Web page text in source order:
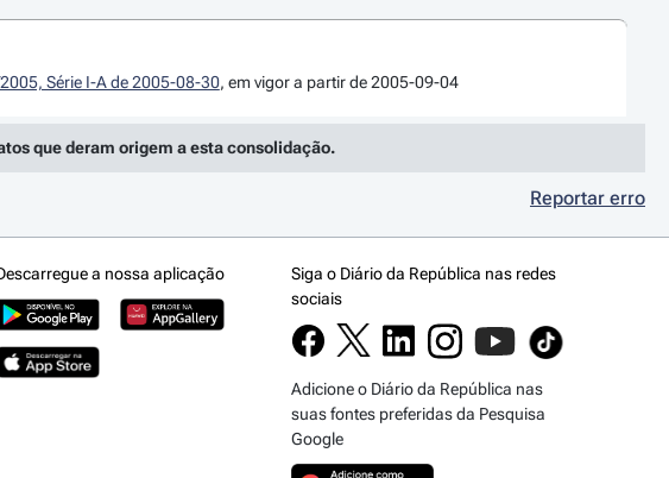
Série I-A de 2005-08-30, em vigor a partir de 2005-09-04
que deram origem a esta consolidação.
Reportar erro
a nossa aplicação
Siga o Diário da República nas redes
sociais
Adicione o Diário da República nas
suas fontes preferidas da Pesquisa
Google